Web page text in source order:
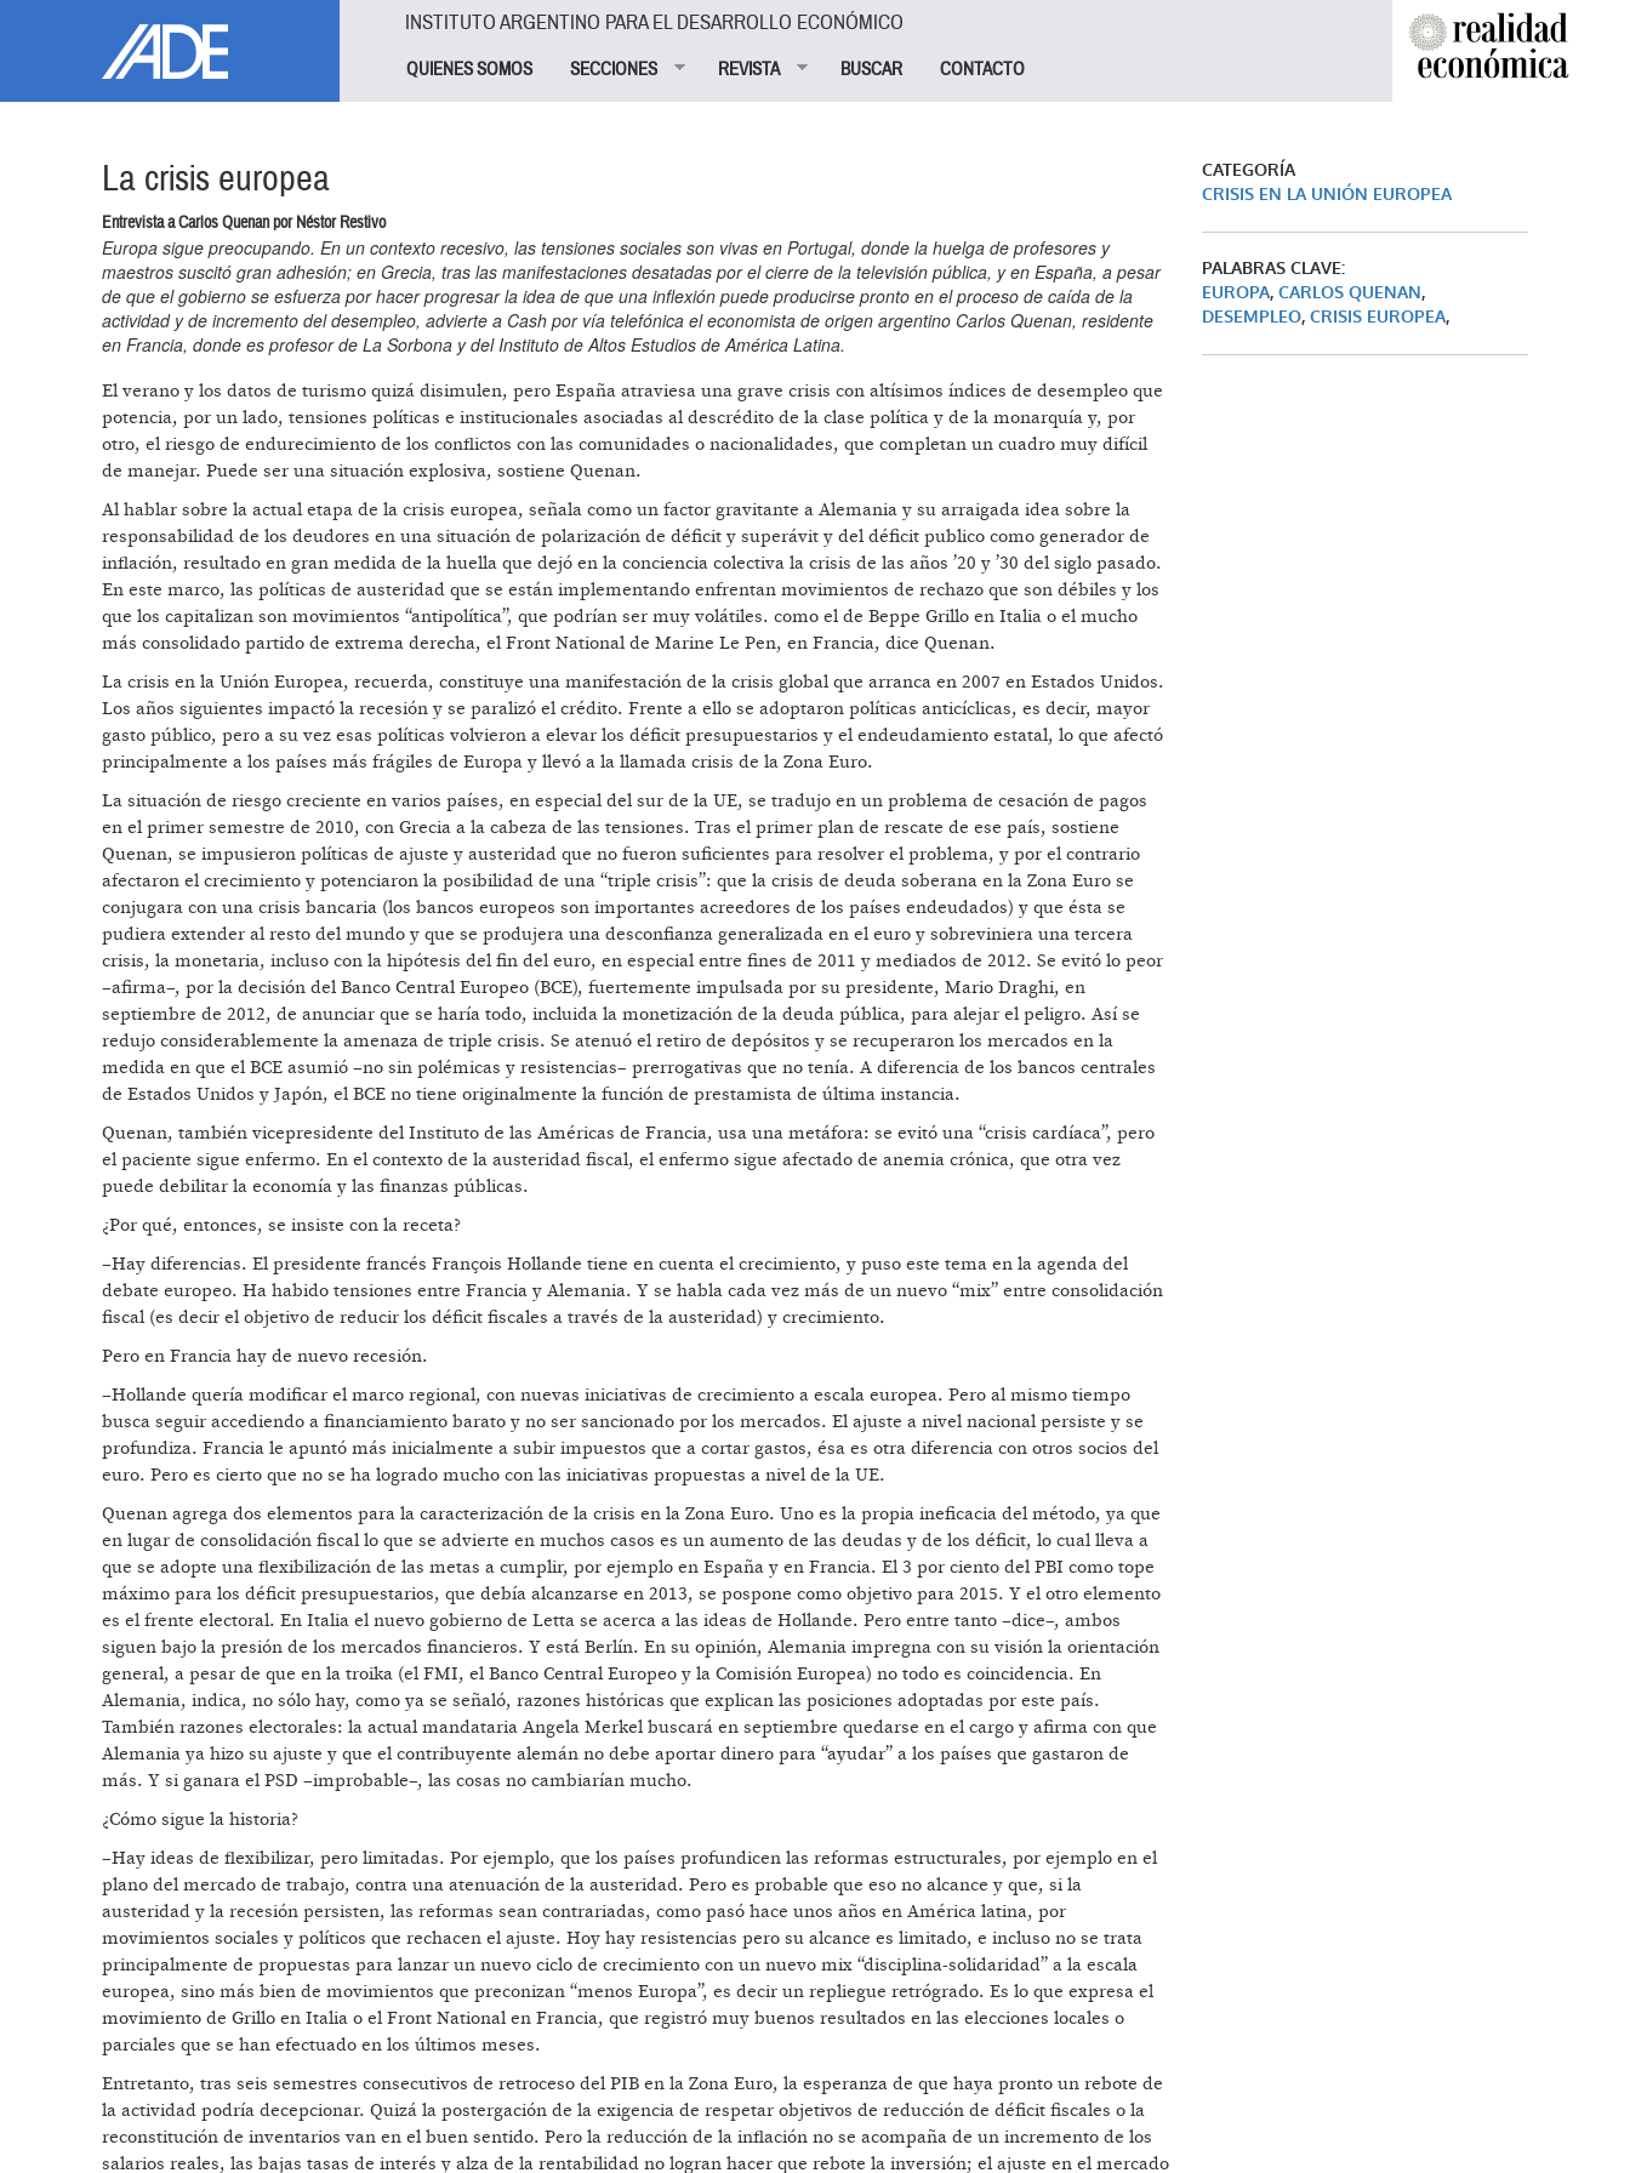
INSTITUTO ARGENTINO PARA EL DESARROLLO ECONÓMICO
QUIENES SOMOS SECCIONES REVISTA BUSCAR CONTACTO
La crisis europea
Entrevista a Carlos Quenan por Néstor Restivo
Europa sigue preocupando. En un contexto recesivo, las tensiones sociales son vivas en Portugal, donde la huelga de profesores y
maestros suscitó gran adhesión; en Grecia, tras las manifestaciones desatadas por el cierre de la televisión pública, y en España, a pesar
de que el gobierno se esfuerza por hacer progresar la idea de que una inflexión puede producirse pronto en el proceso de caída de la
actividad y de incremento del desempleo, advierte a Cash por vía telefónica el economista de origen argentino Carlos Quenan, residente
en Francia, donde es profesor de La Sorbona y del Instituto de Altos Estudios de América Latina.
El verano y los datos de turismo quizá disimulen, pero España atraviesa una grave crisis con altísimos índices de desempleo que
potencia, por un lado, tensiones políticas e institucionales asociadas al descrédito de la clase política y de la monarquía y, por
otro, el riesgo de endurecimiento de los conflictos con las comunidades o nacionalidades, que completan un cuadro muy difícil
de manejar. Puede ser una situación explosiva, sostiene Quenan.
Al hablar sobre la actual etapa de la crisis europea, señala como un factor gravitante a Alemania y su arraigada idea sobre la
responsabilidad de los deudores en una situación de polarización de déficit y superávit y del déficit publico como generador de
inflación, resultado en gran medida de la huella que dejó en la conciencia colectiva la crisis de las años ’20 y ’30 del siglo pasado.
En este marco, las políticas de austeridad que se están implementando enfrentan movimientos de rechazo que son débiles y los
que los capitalizan son movimientos “antipolítica”, que podrían ser muy volátiles. como el de Beppe Grillo en Italia o el mucho
más consolidado partido de extrema derecha, el Front National de Marine Le Pen, en Francia, dice Quenan.
La crisis en la Unión Europea, recuerda, constituye una manifestación de la crisis global que arranca en 2007 en Estados Unidos.
Los años siguientes impactó la recesión y se paralizó el crédito. Frente a ello se adoptaron políticas anticíclicas, es decir, mayor
gasto público, pero a su vez esas políticas volvieron a elevar los déficit presupuestarios y el endeudamiento estatal, lo que afectó
principalmente a los países más frágiles de Europa y llevó a la llamada crisis de la Zona Euro.
La situación de riesgo creciente en varios países, en especial del sur de la UE, se tradujo en un problema de cesación de pagos
en el primer semestre de 2010, con Grecia a la cabeza de las tensiones. Tras el primer plan de rescate de ese país, sostiene
Quenan, se impusieron políticas de ajuste y austeridad que no fueron suficientes para resolver el problema, y por el contrario
afectaron el crecimiento y potenciaron la posibilidad de una “triple crisis”: que la crisis de deuda soberana en la Zona Euro se
conjugara con una crisis bancaria (los bancos europeos son importantes acreedores de los países endeudados) y que ésta se
pudiera extender al resto del mundo y que se produjera una desconfianza generalizada en el euro y sobreviniera una tercera
crisis, la monetaria, incluso con la hipótesis del fin del euro, en especial entre fines de 2011 y mediados de 2012. Se evitó lo peor
–afirma–, por la decisión del Banco Central Europeo (BCE), fuertemente impulsada por su presidente, Mario Draghi, en
septiembre de 2012, de anunciar que se haría todo, incluida la monetización de la deuda pública, para alejar el peligro. Así se
redujo considerablemente la amenaza de triple crisis. Se atenuó el retiro de depósitos y se recuperaron los mercados en la
medida en que el BCE asumió –no sin polémicas y resistencias– prerrogativas que no tenía. A diferencia de los bancos centrales
de Estados Unidos y Japón, el BCE no tiene originalmente la función de prestamista de última instancia.
Quenan, también vicepresidente del Instituto de las Américas de Francia, usa una metáfora: se evitó una “crisis cardíaca”, pero
el paciente sigue enfermo. En el contexto de la austeridad fiscal, el enfermo sigue afectado de anemia crónica, que otra vez
puede debilitar la economía y las finanzas públicas.
¿Por qué, entonces, se insiste con la receta?
–Hay diferencias. El presidente francés François Hollande tiene en cuenta el crecimiento, y puso este tema en la agenda del
debate europeo. Ha habido tensiones entre Francia y Alemania. Y se habla cada vez más de un nuevo “mix” entre consolidación
fiscal (es decir el objetivo de reducir los déficit fiscales a través de la austeridad) y crecimiento.
Pero en Francia hay de nuevo recesión.
–Hollande quería modificar el marco regional, con nuevas iniciativas de crecimiento a escala europea. Pero al mismo tiempo
busca seguir accediendo a financiamiento barato y no ser sancionado por los mercados. El ajuste a nivel nacional persiste y se
profundiza. Francia le apuntó más inicialmente a subir impuestos que a cortar gastos, ésa es otra diferencia con otros socios del
euro. Pero es cierto que no se ha logrado mucho con las iniciativas propuestas a nivel de la UE.
Quenan agrega dos elementos para la caracterización de la crisis en la Zona Euro. Uno es la propia ineficacia del método, ya que
en lugar de consolidación fiscal lo que se advierte en muchos casos es un aumento de las deudas y de los déficit, lo cual lleva a
que se adopte una flexibilización de las metas a cumplir, por ejemplo en España y en Francia. El 3 por ciento del PBI como tope
máximo para los déficit presupuestarios, que debía alcanzarse en 2013, se pospone como objetivo para 2015. Y el otro elemento
es el frente electoral. En Italia el nuevo gobierno de Letta se acerca a las ideas de Hollande. Pero entre tanto –dice–, ambos
siguen bajo la presión de los mercados financieros. Y está Berlín. En su opinión, Alemania impregna con su visión la orientación
general, a pesar de que en la troika (el FMI, el Banco Central Europeo y la Comisión Europea) no todo es coincidencia. En
Alemania, indica, no sólo hay, como ya se señaló, razones históricas que explican las posiciones adoptadas por este país.
También razones electorales: la actual mandataria Angela Merkel buscará en septiembre quedarse en el cargo y afirma con que
Alemania ya hizo su ajuste y que el contribuyente alemán no debe aportar dinero para “ayudar” a los países que gastaron de
más. Y si ganara el PSD –improbable–, las cosas no cambiarían mucho.
¿Cómo sigue la historia?
–Hay ideas de flexibilizar, pero limitadas. Por ejemplo, que los países profundicen las reformas estructurales, por ejemplo en el
plano del mercado de trabajo, contra una atenuación de la austeridad. Pero es probable que eso no alcance y que, si la
austeridad y la recesión persisten, las reformas sean contrariadas, como pasó hace unos años en América latina, por
movimientos sociales y políticos que rechacen el ajuste. Hoy hay resistencias pero su alcance es limitado, e incluso no se trata
principalmente de propuestas para lanzar un nuevo ciclo de crecimiento con un nuevo mix “disciplina-solidaridad” a la escala
europea, sino más bien de movimientos que preconizan “menos Europa”, es decir un repliegue retrógrado. Es lo que expresa el
movimiento de Grillo en Italia o el Front National en Francia, que registró muy buenos resultados en las elecciones locales o
parciales que se han efectuado en los últimos meses.
Entretanto, tras seis semestres consecutivos de retroceso del PIB en la Zona Euro, la esperanza de que haya pronto un rebote de
la actividad podría decepcionar. Quizá la postergación de la exigencia de respetar objetivos de reducción de déficit fiscales o la
reconstitución de inventarios van en el buen sentido. Pero la reducción de la inflación no se acompaña de un incremento de los
salarios reales, las bajas tasas de interés y alza de la rentabilidad no logran hacer que rebote la inversión; el ajuste en el mercado
CATEGORÍA
CRISIS EN LA UNIÓN EUROPEA
PALABRAS CLAVE:
EUROPA, CARLOS QUENAN,
DESEMPLEO, CRISIS EUROPEA,